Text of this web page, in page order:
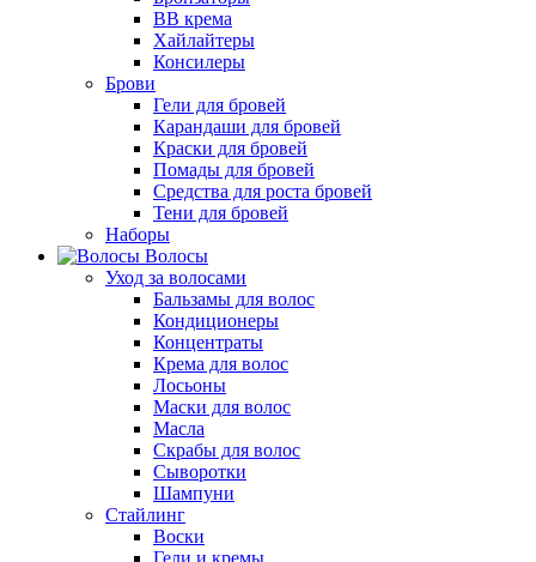
BB крема
Хайлайтеры
Консилеры
Брови
Гели для бровей
Карандаши для бровей
Краски для бровей
Помады для бровей
Средства для роста бровей
Тени для бровей
Наборы
Волосы
Уход за волосами
Бальзамы для волос
Кондиционеры
Концентраты
Крема для волос
Лосьоны
Маски для волос
Масла
Скрабы для волос
Сыворотки
Шампуни
Стайлинг
Воски
Гели и кремы